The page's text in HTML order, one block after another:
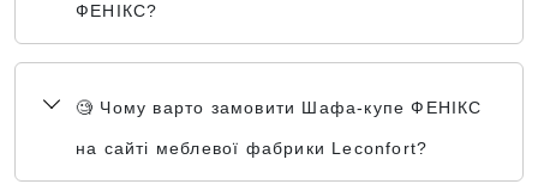
ФЕНІКС?
🧐 Чому варто замовити Шафа-купе ФЕНІКС
на сайті меблевої фабрики Leconfort?